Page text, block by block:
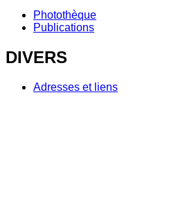
Photothèque
Publications
DIVERS
Adresses et liens